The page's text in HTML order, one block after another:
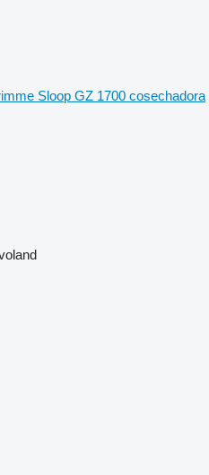
Sloop GZ 1700 cosechadora